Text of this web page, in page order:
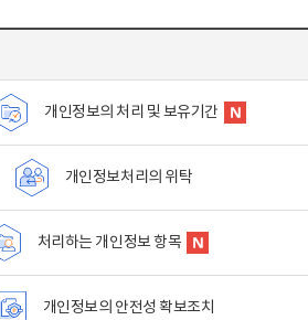
개인정보의 처리 및 보유기간
개인정보처리의 위탁
처리하는 개인정보 항목
개인정보의 안전성 확보조치